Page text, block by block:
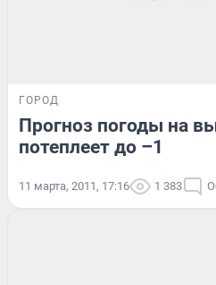
ГОРОД
Прогноз погоды на
потеплеет до –1
11 марта, 2011, 17:16 1 383